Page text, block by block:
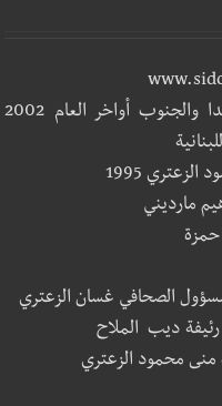
أول صحيفة اليكترونية صدرت في صيدا والجنوب أواخر العام 2002
1995
مارديني
حمزة
الصحافي غسان الزعتري
رئيفة ديب الملاح
منى محمود الزعتري